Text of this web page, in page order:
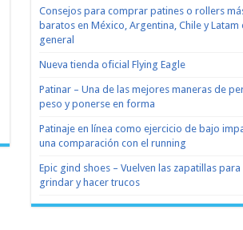
Consejos para comprar patines o rollers
baratos en México, Argentina, Chile y Latam
general
Nueva tienda oficial Flying Eagle
Patinar – Una de las mejores maneras de
peso y ponerse en forma
Patinaje en línea como ejercicio de bajo
una comparación con el running
Epic gind shoes – Vuelven las zapatillas para
grindar y hacer trucos